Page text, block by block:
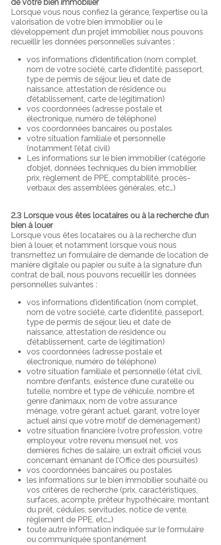
de votre bien immobilier
Lorsque vous nous confiez la gérance, l’expertise ou la
valorisation de votre bien immobilier ou le
développement d’un projet immobilier, nous pouvons
recueillir les données personnelles suivantes :
vos informations d’identification (nom complet,
nom de votre société, carte d’identité, passeport,
type de permis de séjour, lieu et date de
naissance, attestation de résidence ou
d’établissement, carte de légitimation)
vos coordonnées (adresse postale et
électronique, numéro de téléphone)
vos coordonnées bancaires ou postales
votre situation familiale et personnelle
(notamment l’état civil)
Les informations sur le bien immobilier (catégorie
d’objet, données techniques du bien immobilier,
prix, règlement de PPE, comptabilité, procès-
verbaux des assemblées générales, etc…)
2.3 Lorsque vous êtes locataires ou à la recherche d’un
bien à louer
Lorsque vous êtes locataires ou à la recherche d’un
bien à louer, et notamment lorsque vous nous
transmettez un formulaire de demande de location de
manière digitale ou papier ou suite à la signature d’un
contrat de bail, nous pouvons recueillir les données
personnelles suivantes :
vos informations d’identification (nom complet,
nom de votre société, carte d’identité, passeport,
type de permis de séjour, lieu et date de
naissance, attestation de résidence ou
d’établissement, carte de légitimation)
vos coordonnées (adresse postale et
électronique, numéro de téléphone)
votre situation familiale et personnelle (état civil,
nombre d’enfants, existence d’une curatelle ou
tutelle, nombre et type de véhicule, nombre et
genre d’animaux, nom de votre assurance
ménage, votre gérant actuel, garant, votre loyer
actuel ainsi que votre motif de déménagement)
votre situation financière (votre profession, votre
employeur, votre revenu mensuel net, vos
dernières fiches de salaire, un extrait officiel vous
concernant émanant de l’Office des poursuites)
vos coordonnées bancaires ou postales
les informations sur le bien immobilier souhaité ou
vos critères de recherche (prix, caractéristiques,
surfaces, acompte, prêteur hypothécaire, montant
du prêt, cédules, servitudes, notice de vente,
règlement de PPE, etc…)
toute autre information indiquée sur le formulaire
ou communiquée spontanément